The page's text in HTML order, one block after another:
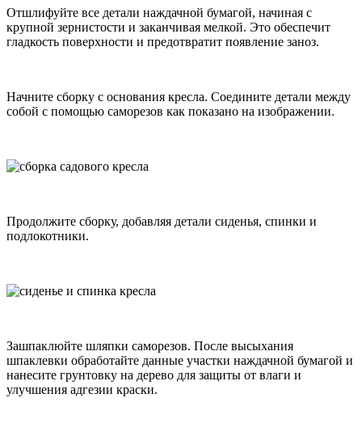
Отшлифуйте все детали наждачной бумагой, начиная с
крупной зернистости и заканчивая мелкой. Это обеспечит
гладкость поверхности и предотвратит появление заноз.
Начните сборку с основания кресла. Соедините детали между
собой с помощью саморезов как показано на изображении.
Продолжите сборку, добавляя детали сиденья, спинки и
подлокотники.
Зашпаклюйте шляпки саморезов. После высыхания
шпаклевки обработайте данные участки наждачной бумагой и
нанесите грунтовку на дерево для защиты от влаги и
улучшения адгезии краски.